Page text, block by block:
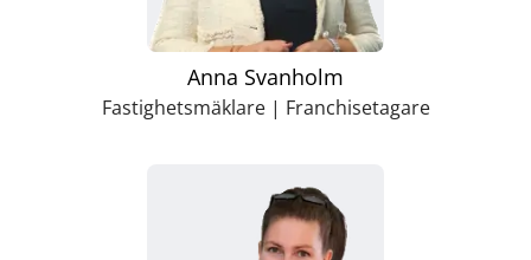
Anna Svanholm
Fastighetsmäklare | Franchisetagare